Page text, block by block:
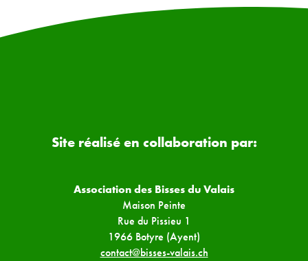
Site réalisé en collaboration par:
Association des Bisses du Valais
Maison Peinte
Rue du Pissieu 1
1966 Botyre (Ayent)
contact@bisses-valais.ch